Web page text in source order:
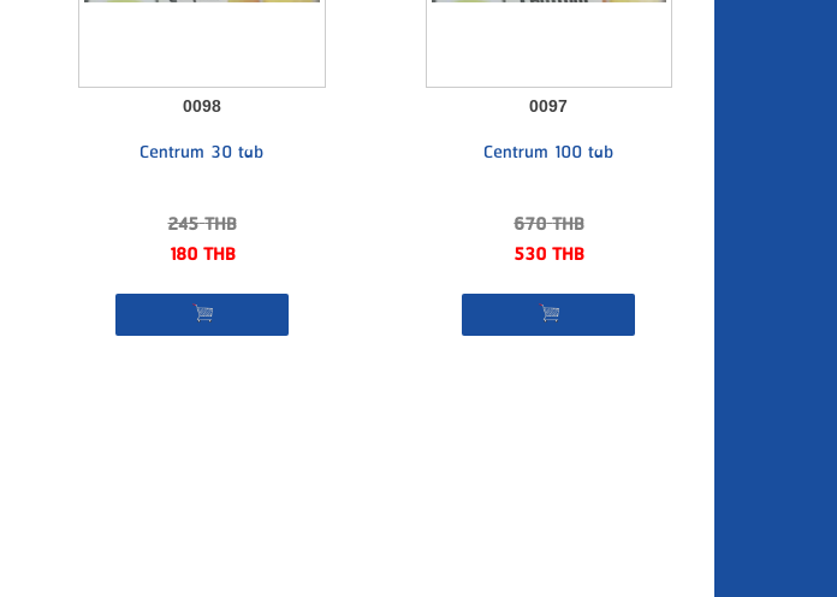
0098
Centrum 30 tab
245THB
180THB
0097
Centrum 100 tab
670THB
530THB